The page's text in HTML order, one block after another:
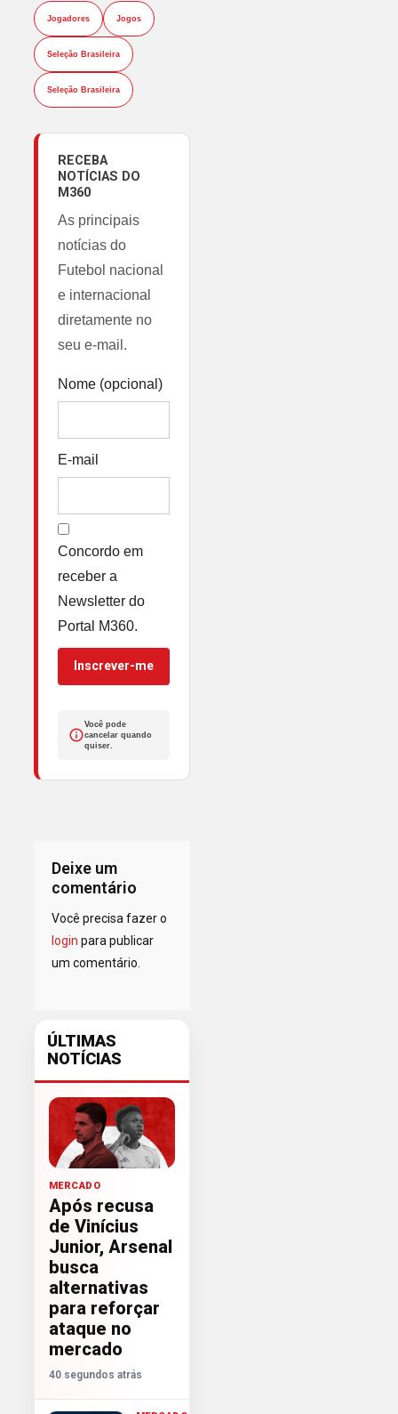
Jogadores Jogos
Seleção Brasileira
Seleção Brasileira
RECEBA
NOTÍCIAS DO
M360
As principais
notícias do
Futebol nacional
e internacional
diretamente no
seu e-mail.
Nome (opcional)
E-mail
Concordo em
receber a
Newsletter do
Portal M360.
Inscrever-me
Você pode
cancelar quando
quiser.
Deixe um
comentário
Você precisa fazer o
login para publicar
um comentário.
ÚLTIMAS
NOTÍCIAS
MERCADO
Após recusa
de Vinícius
Junior, Arsenal
busca
alternativas
para reforçar
ataque no
mercado
40 segundos atrás